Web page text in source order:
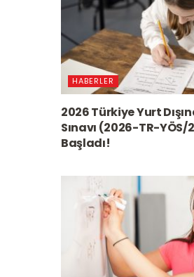
HABERLER
2026 Türkiye Yurt
Sınavı (2026-TR-
Başladı!